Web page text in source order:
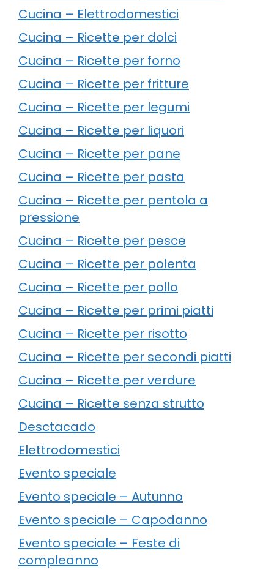
Cucina – Elettrodomestici
Cucina – Ricette per dolci
Cucina – Ricette per forno
Cucina – Ricette per fritture
Cucina – Ricette per legumi
Cucina – Ricette per liquori
Cucina – Ricette per pane
Cucina – Ricette per pasta
Cucina – Ricette per pentola a
pressione
Cucina – Ricette per pesce
Cucina – Ricette per polenta
Cucina – Ricette per pollo
Cucina – Ricette per primi piatti
Cucina – Ricette per risotto
Cucina – Ricette per secondi piatti
Cucina – Ricette per verdure
Cucina – Ricette senza strutto
Desctacado
Elettrodomestici
Evento speciale
Evento speciale – Autunno
Evento speciale – Capodanno
Evento speciale – Feste di
compleanno